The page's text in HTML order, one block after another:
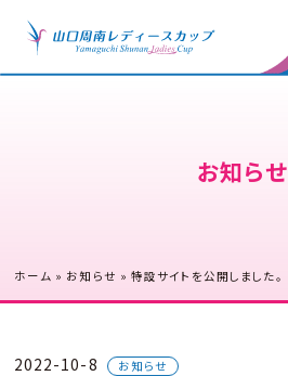
お知らせ
ホーム » お知らせ » 特設サイトを公開しました。
2022-10-8 お知らせ